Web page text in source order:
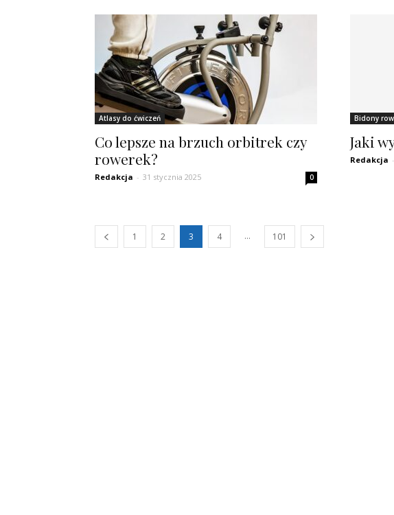
Atlasy do ćwiczeń
Co lepsze na brzuch orbitrek czy
rowerek?
Redakcja - 31 stycznia 2025 0
Bidony
Jaki
Redakcja -
1 2 3 4 ... 101